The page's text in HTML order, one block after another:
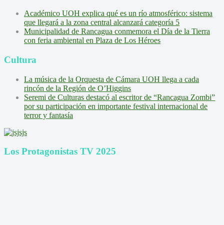
Académico UOH explica qué es un río atmosférico: sistema
que llegará a la zona central alcanzará categoría 5
Municipalidad de Rancagua conmemora el Día de la Tierra
con feria ambiental en Plaza de Los Héroes
Cultura
La música de la Orquesta de Cámara UOH llega a cada
rincón de la Región de O’Higgins
Seremi de Culturas destacó al escritor de “Rancagua Zombi”
por su participación en importante festival internacional de
terror y fantasía
Los Protagonistas TV 2025